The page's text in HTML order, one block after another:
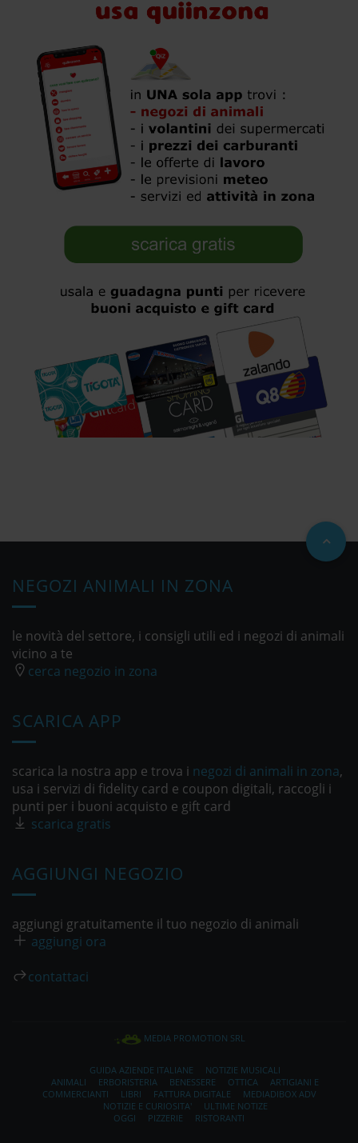
NEGOZI ANIMALI IN ZONA
le novità del settore, i consigli utili ed i negozi di animali
vicino a te
cerca negozio in zona
SCARICA APP
scarica la nostra app e trova i negozi di animali in zona,
usa i servizi di fidelity card e coupon digitali, raccogli i
punti per i buoni acquisto e gift card
scarica gratis
AGGIUNGI NEGOZIO
aggiungi gratuitamente il tuo negozio di animali
aggiungi ora
contattaci
MEDIA PROMOTION SRL
GUIDA AZIENDE ITALIANE
NOTIZIE MUSICALI
ANIMALI
ERBORISTERIA BENESSERE OTTICA
ARTIGIANI E
COMMERCIANTI
LIBRI FATTURA DIGITALE
MEDIADIBOX ADV
NOTIZIE E CURIOSITA'
ULTIME NOTIZE
OGGI
PIZZERIE RISTORANTI